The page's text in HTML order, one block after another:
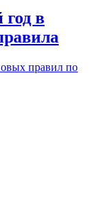
год в
правил по